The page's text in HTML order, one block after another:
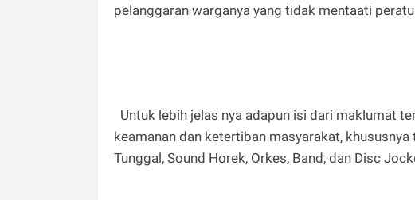
pelanggaran warganya yang tidak mentaati
Untuk lebih jelas nya adapun isi dari maklumat
keamanan dan ketertiban masyarakat,
Tunggal, Sound Horek, Orkes, Band, dan Disc